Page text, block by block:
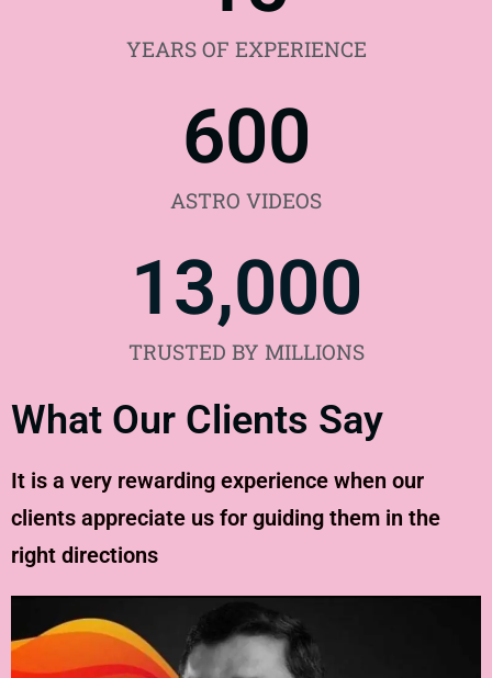
YEARS OF EXPERIENCE
ASTRO VIDEOS
600
TRUSTED BY MILLIONS
13,000
What Our Clients Say
It is a very rewarding experience when our
clients appreciate us for guiding them in the
right directions